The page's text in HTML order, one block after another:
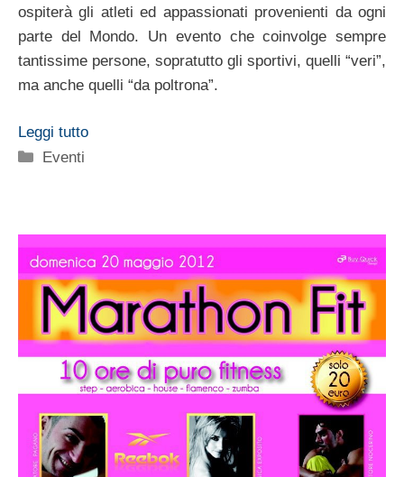
ospiterà gli atleti ed appassionati provenienti da ogni
parte del Mondo. Un evento che coinvolge sempre
tantissime persone, sopratutto gli sportivi, quelli “veri”,
ma anche quelli “da poltrona”.
Leggi tutto
Categorie
Eventi